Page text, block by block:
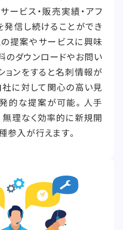
ービス・販売実績・アフ
発信し続けることができ
の提案やサービスに興味
のダウンロードやお問い
ョンをすると名刺情報が
社に対して関心の高い見
的な提案が可能。人手
無理なく効率的に新規開
参入が行えます。